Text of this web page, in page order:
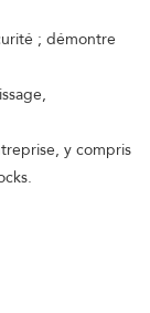
; démontre
y compris